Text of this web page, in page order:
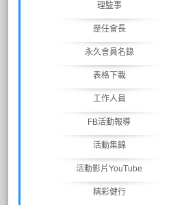
理監事
歷任會長
永久會員名錄
表格下載
工作人員
FB活動報導
活動集錦
活動影片YouTube
精彩健行